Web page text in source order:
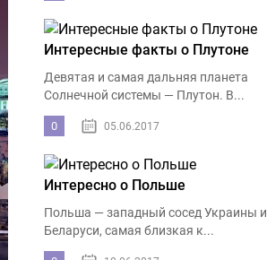
Интересные факты о Плутоне
Девятая и самая дальняя планета
Солнечной системы — Плутон. В...
0 05.06.2017
Интересно о Польше
Польша — западный сосед Украины и
Беларуси, самая близкая к...